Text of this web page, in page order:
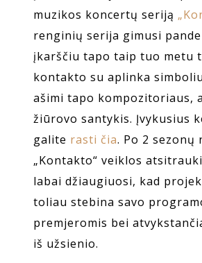
muzikos koncertų seriją
renginių serija gimusi
įkarščiu tapo taip tuo metu
kontakto su aplinka
ašimi tapo kompozitoriaus,
žiūrovo santykis. Įvykusius
galite rasti čia. Po 2 sezonų
„Kontakto“ veiklos
labai džiaugiuosi, kad
toliau stebina savo
premjeromis bei
iš užsienio.